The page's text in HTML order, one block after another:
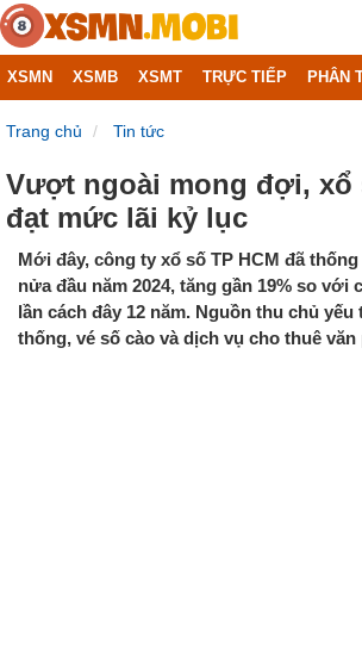
XSMN XSMB XSMT TRỰC TIẾP PHÂN
Trang chủ Tin tức
Vượt ngoài mong đợi, xổ
đạt mức lãi kỷ lục
Mới đây, công ty xổ số TP HCM đã
nửa đầu năm 2024, tăng gần 19% so với
lần cách đây 12 năm. Nguồn thu chủ
thống, vé số cào và dịch vụ cho thuê văn